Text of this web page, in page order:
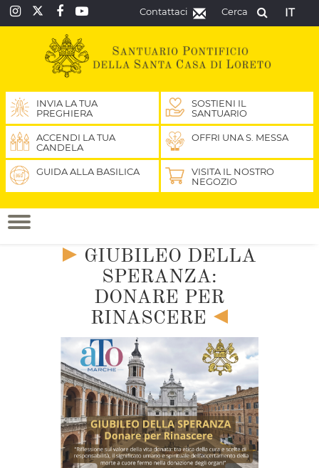
IT
Cerca
Contattaci
INVIA LA TUA
PREGHIERA
SOSTIENI IL
SANTUARIO
ACCENDI LA TUA
CANDELA
OFFRI UNA S. MESSA
GUIDA ALLA BASILICA
VISITA IL NOSTRO
NEGOZIO
GIUBILEO DELLA
SPERANZA:
DONARE PER
RINASCERE